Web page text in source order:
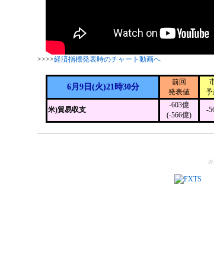
>>>>経済指標発表時のチャート動画へ
6月9日(火)21時30分
前回
発表値
予
米)貿易収支
-603億
(-566億)
-